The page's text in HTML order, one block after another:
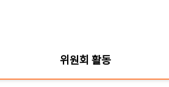
위원회 활동